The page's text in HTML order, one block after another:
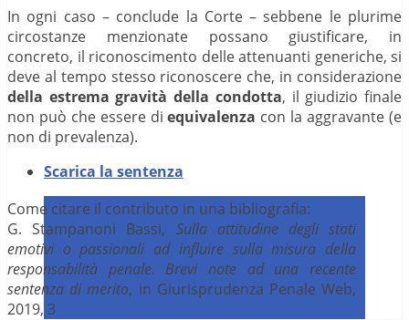
In ogni caso – conclude la Corte – sebbene le plurime
circostanze menzionate possano giustificare, in
concreto, il riconoscimento delle attenuanti generiche, si
deve al tempo stesso riconoscere che, in considerazione
della estrema gravità della condotta, il giudizio finale
non può che essere diequivalenza con la aggravante (e
non di prevalenza).
Scarica la sentenza
Come citare il contributo in una bibliografia:
G. Stampanoni Bassi, Sulla attitudine degli stati
emotivi o passionali ad influire sulla misura della
responsabilità penale. Brevi note ad una recente
sentenza di merito, in Giurisprudenza Penale Web,
2019, 3